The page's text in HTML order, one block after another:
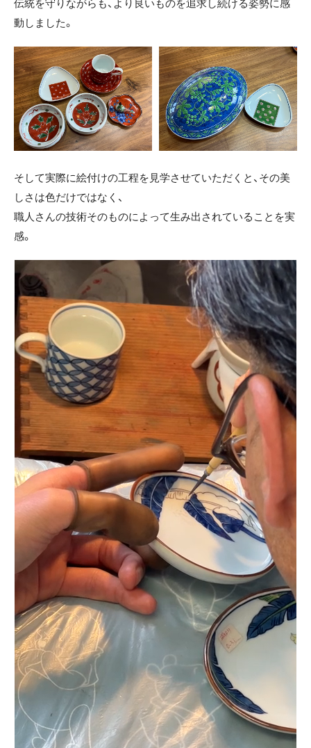
伝統を守りながらも、より良いものを追求し続ける姿勢に感
動しました。
そして実際に絵付けの工程を見学させていただくと、その美
しさは色だけではなく、
職人さんの技術そのものによって生み出されていることを実
感。